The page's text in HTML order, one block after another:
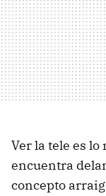
Ver la tele es lo
encuentra
concepto